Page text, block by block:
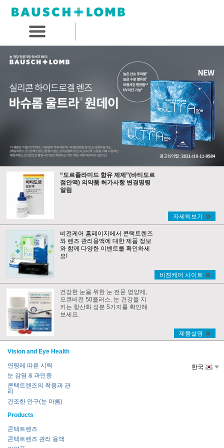
“도르졸라미드 함유 제제”(바티도르
점안액) 의약품 허가사항 변경명령
알림
자세히보기
비전케어 홈페이지에서 콘택트렌즈
와 렌즈 관리용액에 대한 제품 정보
와 함께 다양한 이벤트를 확인하세
요!
비젼케어 사이트
건강한 눈을 위한 눈 전문 영양제,
오큐비전 50플러스. 눈 건강을 지
키는 항산화 성분 5가지를 확인해
보세요.
제품설명
Vision and Eye Health
연령에 따른 시력
눈 감염 & 과민증
콘택트렌즈의 착용과 관
리
건조한 안구(눈 마름)
Products
콘택트렌즈
콘택트렌즈 관리 용액
한국